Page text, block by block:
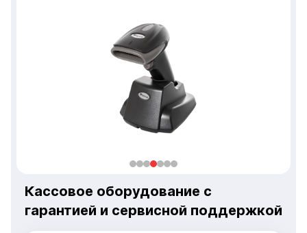
гарантией и сервисной поддержкой
300+ моделей всегда в наличии
Кассы, терминалы, принтеры чеков, планшеты,